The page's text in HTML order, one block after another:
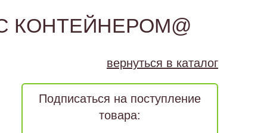
КОНТЕЙНЕРОМ@
вернуться в каталог
Подписаться на поступление
товара: